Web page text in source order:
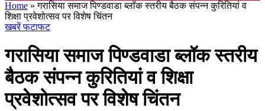
Home »गरासिया समाज पिण्डवाडा ब्लॉक स्तरीय बैठक संपन्न कुरितियां व
शिक्षा प्रवेशोत्सव पर विशेष चिंतन
खबरें फटाफट
गरासिया समाज पिण्डवाडा ब्लॉक स्तरीय
बैठक संपन्न कुरितियां व शिक्षा
प्रवेशोत्सव पर विशेष चिंतन